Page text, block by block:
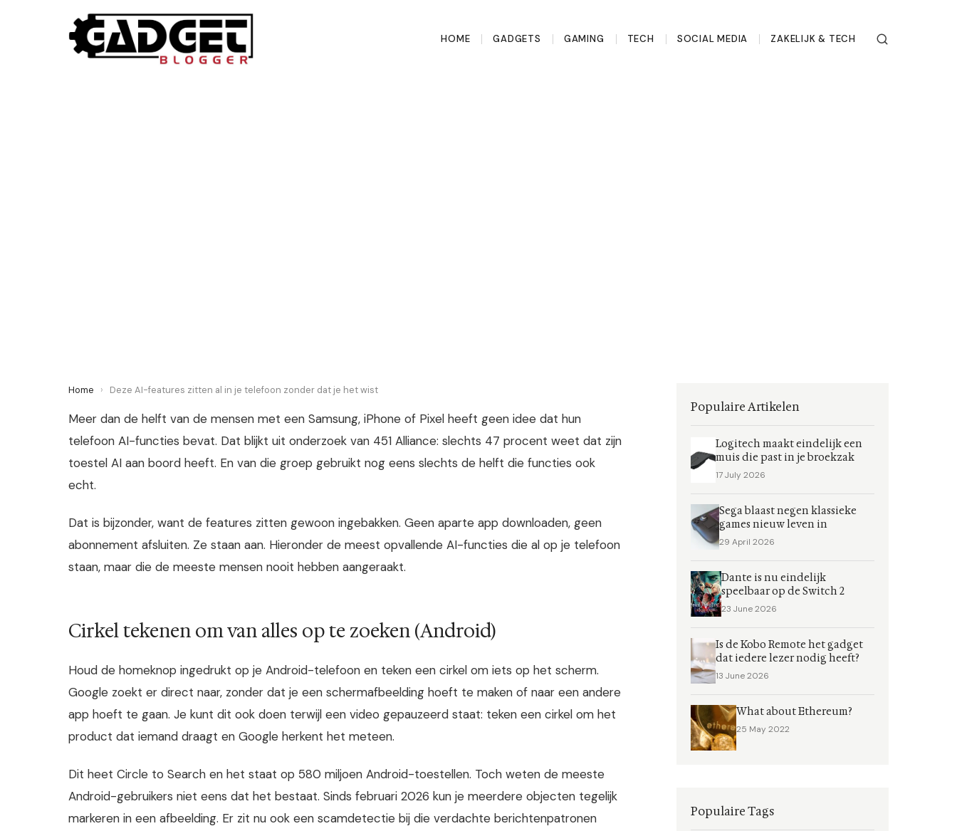
HOME GADGETS GAMING TECH SOCIAL MEDIA ZAKELIJK & TECH
Home › Deze AI-features zitten al in je telefoon zonder dat je het wist
Meer dan de helft van de mensen met een Samsung, iPhone of Pixel heeft geen idee dat hun
telefoon AI-functies bevat. Dat blijkt uit onderzoek van 451 Alliance: slechts 47 procent weet dat zijn
toestel AI aan boord heeft. En van die groep gebruikt nog eens slechts de helft die functies ook
echt.
Dat is bijzonder, want de features zitten gewoon ingebakken. Geen aparte app downloaden, geen
abonnement afsluiten. Ze staan aan. Hieronder de meest opvallende AI-functies die al op je telefoon
staan, maar die de meeste mensen nooit hebben aangeraakt.
Cirkel tekenen om van alles op te zoeken (Android)
Houd de homeknop ingedrukt op je Android-telefoon en teken een cirkel om iets op het scherm.
Google zoekt er direct naar, zonder dat je een schermafbeelding hoeft te maken of naar een andere
app hoeft te gaan. Je kunt dit ook doen terwijl een video gepauzeerd staat: teken een cirkel om het
product dat iemand draagt en Google herkent het meteen.
Dit heet Circle to Search en het staat op 580 miljoen Android-toestellen. Toch weten de meeste
Android-gebruikers niet eens dat het bestaat. Sinds februari 2026 kun je meerdere objecten tegelijk
markeren in een afbeelding. Er zit nu ook een scamdetectie bij die verdachte berichtenpatronen
Populaire Artikelen
Logitech maakt eindelijk een
muis die past in je broekzak
17 July 2026
Sega blaast negen klassieke
games nieuw leven in
29 April 2026
Dante is nu eindelijk
speelbaar op de Switch 2
23 June 2026
Is de Kobo Remote het gadget
dat iedere lezer nodig heeft?
13 June 2026
What about Ethereum?
25 May 2022
Populaire Tags